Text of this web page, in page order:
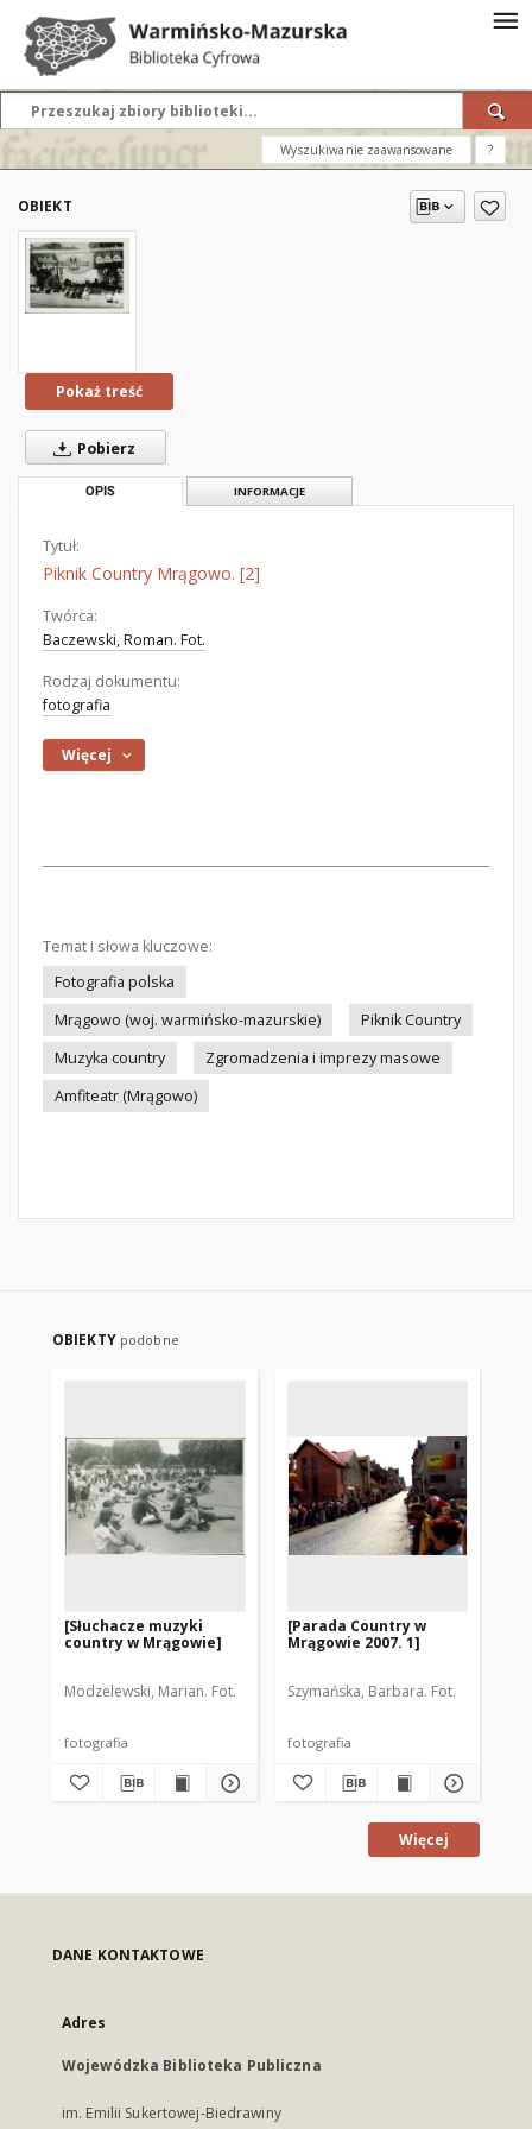
Wyszukiwanie zaawansowane ?
OBIEKT
Pokaż treść
Pobierz
OPIS INFORMACJE
Tytuł:
Piknik Country Mrągowo. [2]
Twórca:
Baczewski, Roman. Fot.
Rodzaj dokumentu:
fotografia
Więcej
Temat i słowa kluczowe:
Fotografia polska
Mrągowo (woj. warmińsko-mazurskie)
Piknik Country
Muzyka country
Zgromadzenia i imprezy masowe
Amfiteatr (Mrągowo)
OBIEKTY podobne
[Słuchacze muzyki
country w Mrągowie]
Modzelewski, Marian. Fot.
fotografia
[Parada Country w
Mrągowie 2007. 1]
Szymańska, Barbara. Fot.
fotografia
Więcej
DANE KONTAKTOWE
Adres
Wojewódzka Biblioteka Publiczna
im. Emilii Sukertowej-Biedrawiny